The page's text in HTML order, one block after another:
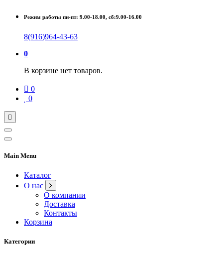
Режим работы пн-пт: 9.00-18.00, сб:9.00-16.00
8(916)964-43-63
0
В корзине нет товаров.
0
0
Main Menu
Каталог
О нас
О компании
Доставка
Контакты
Корзина
Категории